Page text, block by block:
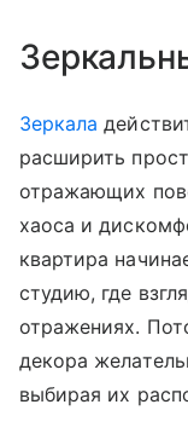
Зеркала
расширить
отражающих
хаоса и
квартира
студию, где
отражениях.
декора
выбирая их